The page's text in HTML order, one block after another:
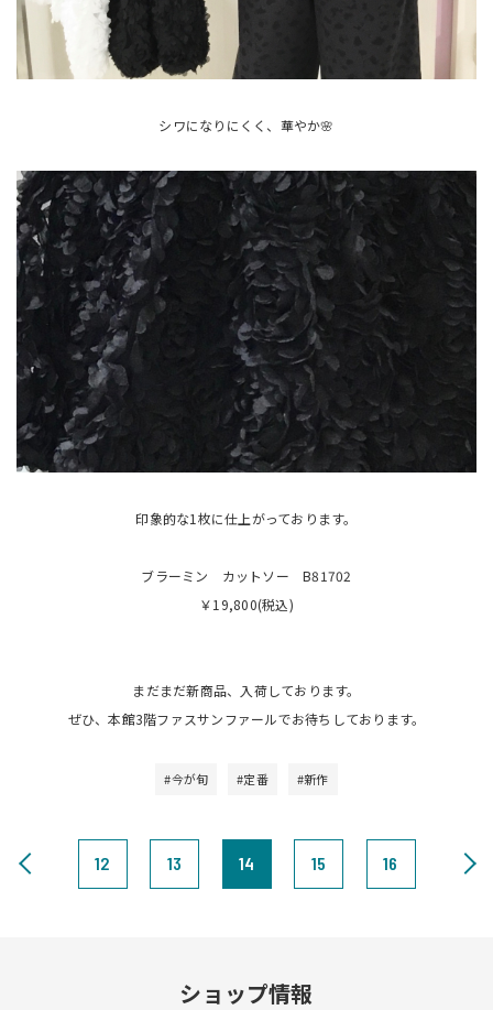
シワになりにくく、華やか🌸
印象的な1枚に仕上がっております。
ブラーミン カットソー B81702
￥19,800(税込)
まだまだ新商品、入荷しております。
ぜひ、本館3階ファスサンファールでお待ちしております。
#今が旬 #定番 #新作
12 13 14 15 16
ショップ情報